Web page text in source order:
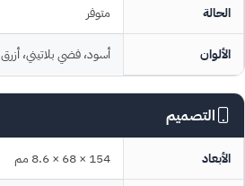
الحالة متوفر
الألوان أسود، فضي بلاتيني، أزرق
التصميم
الأبعاد 154 × 68 × 8.6 مم